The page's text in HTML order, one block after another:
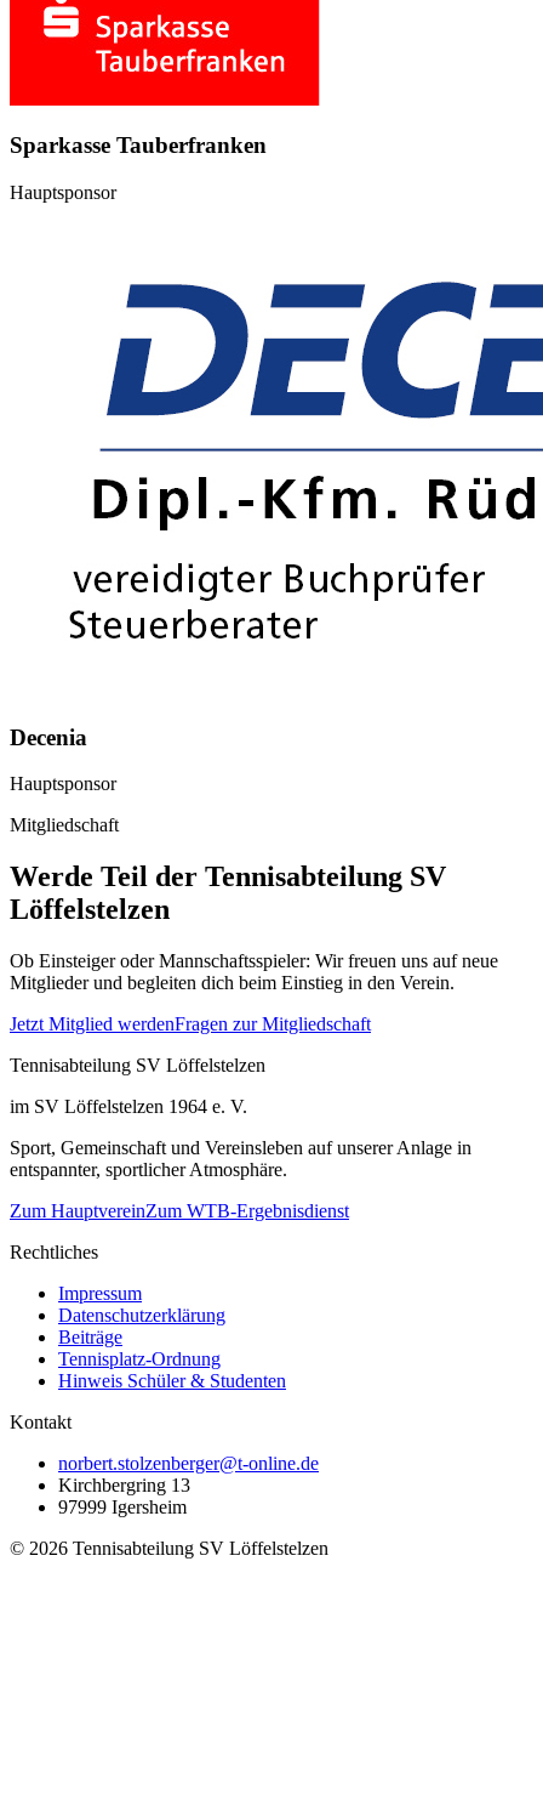
Sparkasse Tauberfranken
Hauptsponsor
Decenia
Hauptsponsor
Mitgliedschaft
Werde Teil der Tennisabteilung SV
Löffelstelzen
Ob Einsteiger oder Mannschaftsspieler: Wir freuen uns auf neue
Mitglieder und begleiten dich beim Einstieg in den Verein.
Jetzt Mitglied werdenFragen zur Mitgliedschaft
Tennisabteilung SV Löffelstelzen
im SV Löffelstelzen 1964 e. V.
Sport, Gemeinschaft und Vereinsleben auf unserer Anlage in
entspannter, sportlicher Atmosphäre.
Zum HauptvereinZum WTB-Ergebnisdienst
Rechtliches
Impressum
Datenschutzerklärung
Beiträge
Tennisplatz-Ordnung
Hinweis Schüler & Studenten
Kontakt
norbert.stolzenberger@t-online.de
Kirchbergring 13
97999 Igersheim
© 2026 Tennisabteilung SV Löffelstelzen